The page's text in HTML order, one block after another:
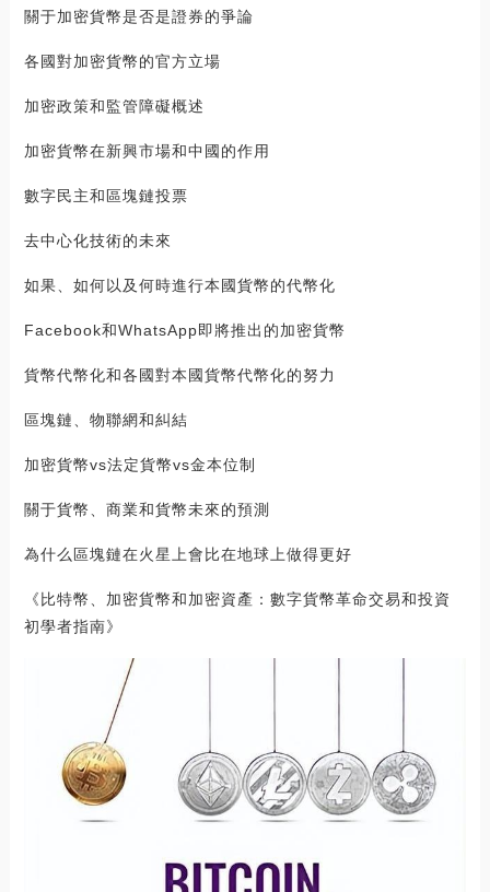
關于加密貨幣是否是證券的爭論
各國對加密貨幣的官方立場
加密政策和監管障礙概述
加密貨幣在新興市場和中國的作用
數字民主和區塊鏈投票
去中心化技術的未來
如果、如何以及何時進行本國貨幣的代幣化
Facebook和WhatsApp即將推出的加密貨幣
貨幣代幣化和各國對本國貨幣代幣化的努力
區塊鏈、物聯網和糾結
加密貨幣vs法定貨幣vs金本位制
關于貨幣、商業和貨幣未來的預測
為什么區塊鏈在火星上會比在地球上做得更好
《比特幣、加密貨幣和加密資產：數字貨幣革命交易和投資
初學者指南》